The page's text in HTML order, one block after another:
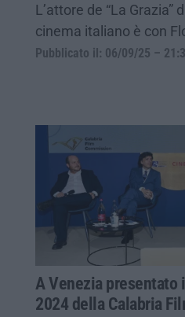
L’attore de “La Grazia”
cinema italiano è con
Pubblicato il: 06/09/25 –
A Venezia presentato
2024 della Calabria